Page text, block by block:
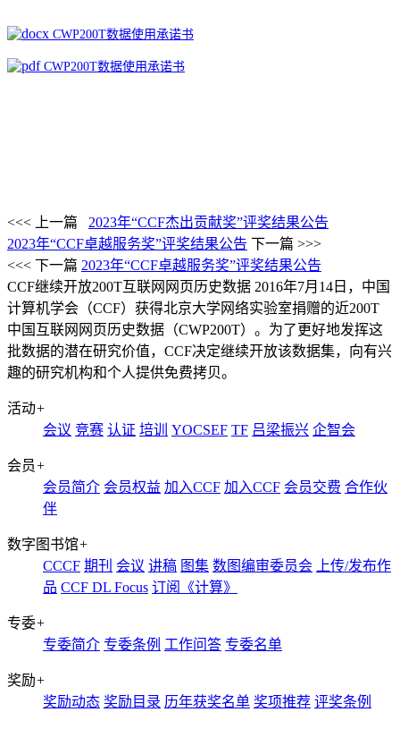
CWP200T数据使用承诺书
CWP200T数据使用承诺书
<<< 上一篇
2023年“CCF杰出贡献奖”评奖结果公告
2023年“CCF卓越服务奖”评奖结果公告 下一篇 >>>
<<< 下一篇 2023年“CCF卓越服务奖”评奖结果公告
CCF继续开放200T互联网网页历史数据 2016年7月14日，中国
计算机学会（CCF）获得北京大学网络实验室捐赠的近200T
中国互联网网页历史数据（CWP200T）。为了更好地发挥这
批数据的潜在研究价值，CCF决定继续开放该数据集，向有兴
趣的研究机构和个人提供免费拷贝。
活动+
会议 竞赛 认证 培训 YOCSEF TF 吕梁振兴 企智会
会员+
会员简介 会员权益 加入CCF 加入CCF 会员交费 合作伙
伴
数字图书馆+
CCCF 期刊 会议 讲稿 图集 数图编审委员会
上传/发布作
品 CCF DL Focus 订阅《计算》
专委+
专委简介 专委条例 工作问答 专委名单
奖励+
奖励动态 奖励目录 历年获奖名单 奖项推荐 评奖条例